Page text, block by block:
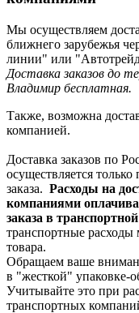
Мы осуществляем
ближнего зарубежья
линии" или
Доставка заказов до
Владимир бесплатная.
Также, возможна
компанией.
Доставка заказов по
осуществляется
заказа. Расходы на
компаниями
заказа в
транспортные
товара.
Обращаем ваше
в "жесткой" упаковке-
Учитывайте это при
транспортных